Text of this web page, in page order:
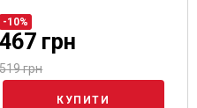
-10%
467 грн
519 грн
КУПИТИ